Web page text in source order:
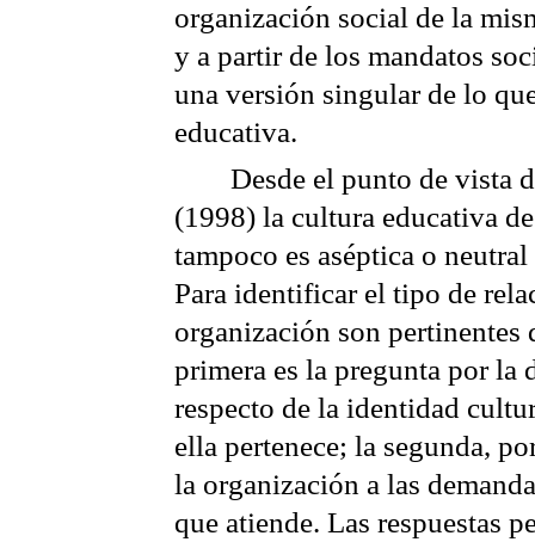
organización social de la
y a partir de los mandatos
una versión singular de lo
educativa.
Desde el punto de vista
(1998) la cultura educativa
tampoco es aséptica o
Para identificar el tipo de
organización son pertinentes
primera es la pregunta por la
respecto de la identidad
ella pertenece; la segunda,
la organización a las
que atiende. Las respuestas